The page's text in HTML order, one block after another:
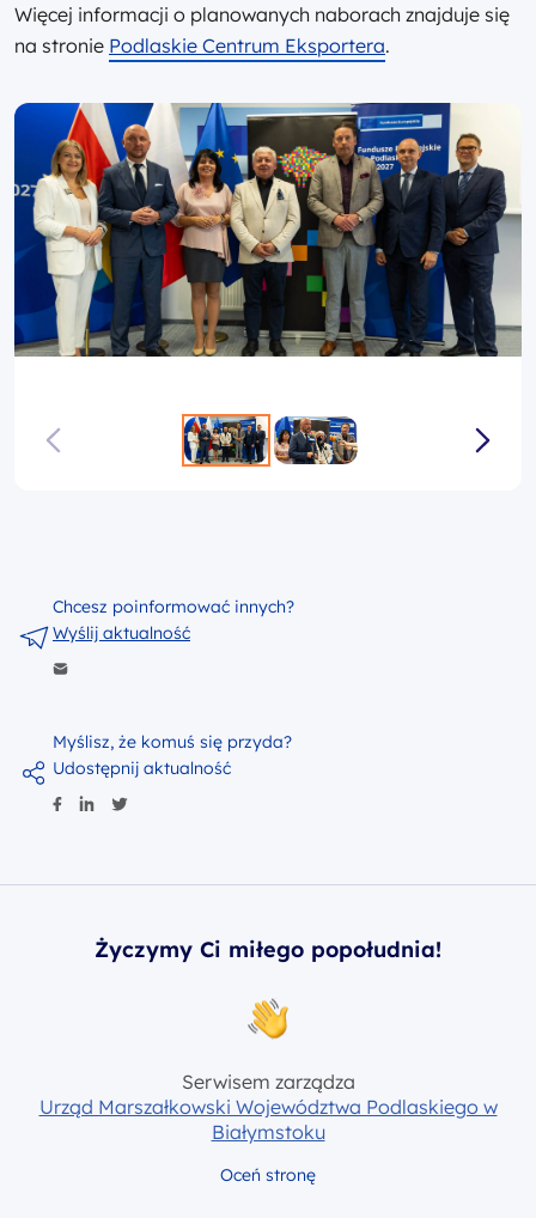
Więcej informacji o planowanych naborach znajduje się
na stronie Podlaskie Centrum Eksportera.
Myślisz, że komuś się przyda?
Udostępnij aktualność
Chcesz poinformować innych?
Wyślij aktualność
Życzymy Ci miłego popołudnia!
Serwisem zarządza
Urząd Marszałkowski Województwa Podlaskiego w
Białymstoku
Oceń stronę